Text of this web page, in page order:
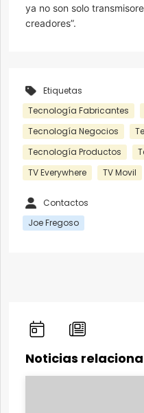
ya no son solo
creadores”.
Etiquetas
Tecnología Fabricantes
Tecnología Negocios
Tecnología Productos
TV Everywhere
TV Movil
Contactos
Joe Fregoso
Noticias